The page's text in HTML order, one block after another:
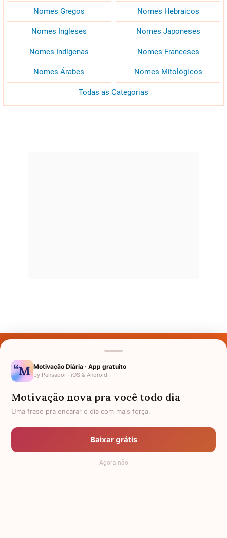
Nomes Gregos Nomes Hebraicos
Nomes Ingleses Nomes Japoneses
Nomes Indígenas Nomes Franceses
Nomes Árabes Nomes Mitológicos
Todas as Categorias
Nomes pelo Mundo
Política de Privacidade
Anuncie
Termos de Uso
Motivação Diária · App gratuito
by Pensador · iOS & Android
Motivação nova pra você todo dia
Uma frase pra encarar o dia com mais força.
Baixar grátis
Agora não